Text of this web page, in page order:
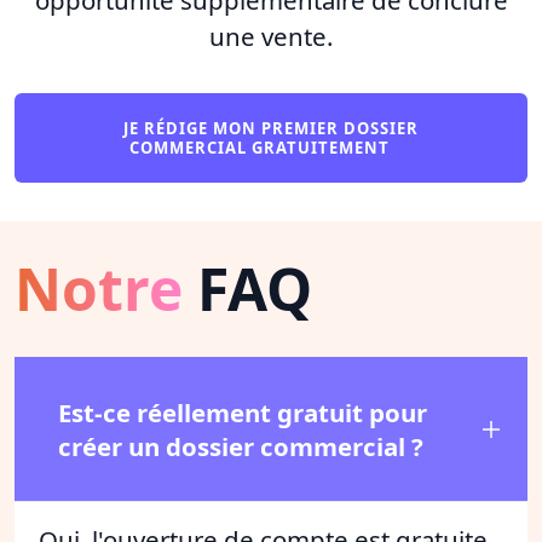
une vente.
JE RÉDIGE MON PREMIER DOSSIER
COMMERCIAL GRATUITEMENT
Notre FAQ
Est-ce réellement gratuit pour
créer un dossier commercial ?